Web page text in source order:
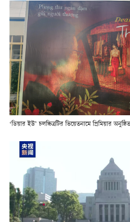
‘ডিয়ার ইউ’ চলচ্চিত্রটির ভিয়েতনামে প্রিমিয়ার